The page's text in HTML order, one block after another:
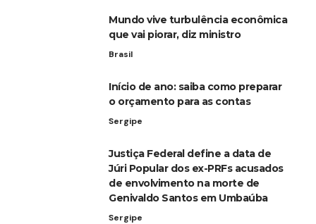
Mundo vive turbulência econômica
que vai piorar, diz ministro
Brasil
Início de ano: saiba como preparar
o orçamento para as contas
Sergipe
Justiça Federal define a data de
Júri Popular dos ex-PRFs acusados
de envolvimento na morte de
Genivaldo Santos em Umbaúba
Sergipe